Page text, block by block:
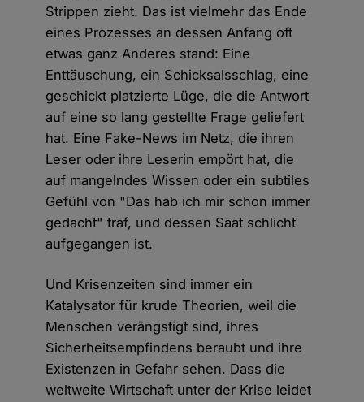
Strippen zieht. Das ist vielmehr das Ende
eines Prozesses an dessen Anfang oft
etwas ganz Anderes stand: Eine
Enttäuschung, ein Schicksalsschlag, eine
geschickt platzierte Lüge, die die Antwort
auf eine so lang gestellte Frage geliefert
hat. Eine Fake-News im Netz, die ihren
Leser oder ihre Leserin empört hat, die
auf mangelndes Wissen oder ein subtiles
Gefühl von "Das hab ich mir schon immer
gedacht" traf, und dessen Saat schlicht
aufgegangen ist.
Und Krisenzeiten sind immer ein
Katalysator für krude Theorien, weil die
Menschen verängstigt sind, ihres
Sicherheitsempfindens beraubt und ihre
Existenzen in Gefahr sehen. Dass die
weltweite Wirtschaft unter der Krise leidet